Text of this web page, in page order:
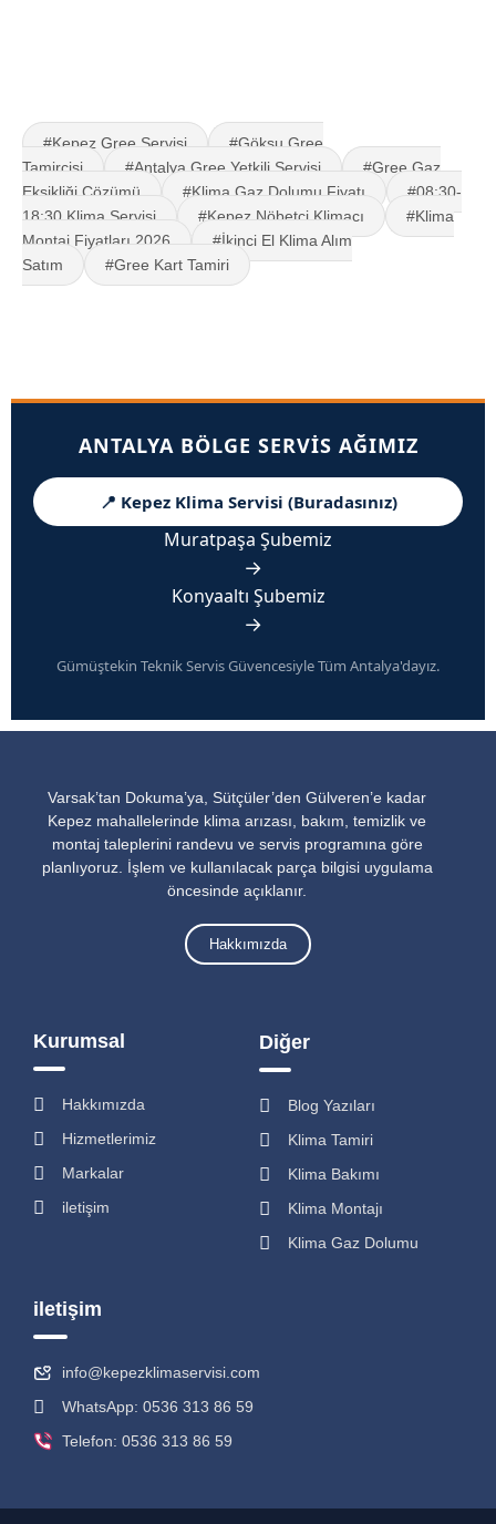
#Kepez Gree Servisi
#Göksu Gree
Tamircisi
#Antalya Gree Yetkili Servisi
#Gree Gaz
Eksikliği Çözümü
#Klima Gaz Dolumu Fiyatı
#08:30-
18:30 Klima Servisi
#Kepez Nöbetçi Klimacı
#Klima
Montaj Fiyatları 2026
#İkinci El Klima Alım
Satım
#Gree Kart Tamiri
ANTALYA BÖLGE SERVIS AĞIMIZ
📍 Kepez Klima Servisi (Buradasınız)
Muratpaşa Şubemiz
→
Konyaaltı Şubemiz
→
Gümüştekin Teknik Servis Güvencesiyle Tüm Antalya'dayız.
Varsak’tan Dokuma’ya, Sütçüler’den Gülveren’e kadar
Kepez mahallelerinde klima arızası, bakım, temizlik ve
montaj taleplerini randevu ve servis programına göre
planlıyoruz. İşlem ve kullanılacak parça bilgisi uygulama
öncesinde açıklanır.
Hakkımızda
Kurumsal
Hakkımızda
Hizmetlerimiz
Markalar
iletişim
Diğer
Blog Yazıları
Klima Tamiri
Klima Bakımı
Klima Montajı
Klima Gaz Dolumu
iletişim
info@kepezklimaservisi.com
WhatsApp: 0536 313 86 59
Telefon: 0536 313 86 59